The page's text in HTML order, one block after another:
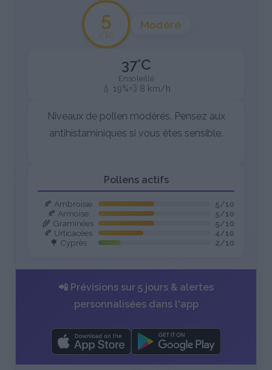
5
/10
Modéré
37°C
Ensoleillé
💧 19%💨 8 km/h
Niveaux de pollen modérés. Pensez aux
antihistaminiques si vous êtes sensible.
Pollens actifs
🍂 Ambroisie 5/10
🍂 Armoise 5/10
🌾 Graminées 5/10
🍂 Urticacées 4/10
🌳 Cyprès 2/10
📲 Prévisions sur 5 jours & alertes
personnalisées dans l'app